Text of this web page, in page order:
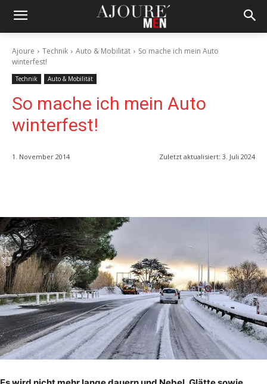
Ajoure Technik Auto & Mobilität
So mache ich mein Auto
winterfest!
Technik Auto & Mobilität
So mache ich mein Auto
winterfest!
1. November 2014 Zuletzt aktualisiert: 3. Juli 2024